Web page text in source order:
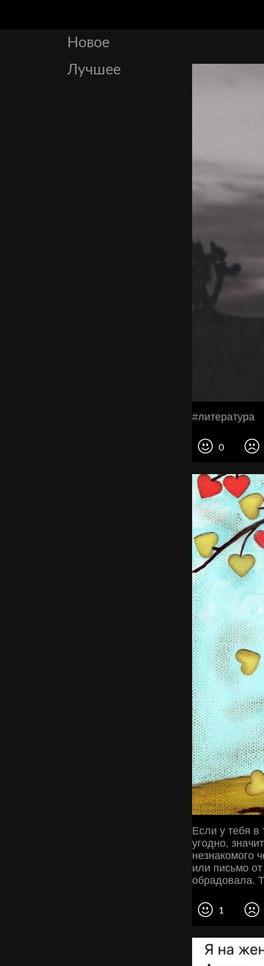
Новое
Лучшее
#литература
0
Если у тебя в
угодно,
незнакомого
или письмо от
обрадовала.
1